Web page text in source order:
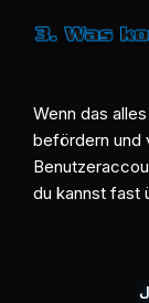
Wenn das
befördern und
du kannst fast